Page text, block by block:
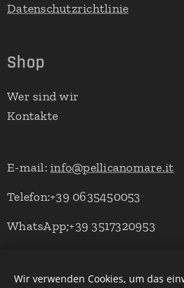
Datenschutzrichtlinie
Shop
Wer sind wir
Kontakte
E-mail:info@pellicanomare.it
Telefon:+39 0635450053
WhatsApp;+39 3517320953
Powered by Pellicano
Wir verwenden Cookies, um das